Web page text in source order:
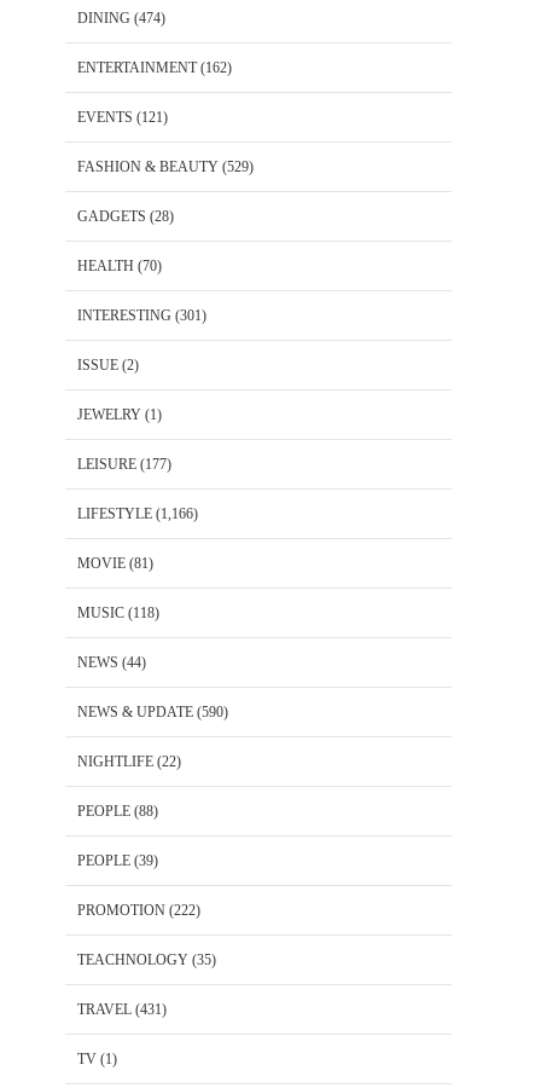
DINING (474)
ENTERTAINMENT(162)
EVENTS (121)
FASHION & BEAUTY (529)
GADGETS (28)
HEALTH (70)
INTERESTING (301)
ISSUE (2)
JEWELRY (1)
LEISURE (177)
LIFESTYLE (1,166)
MOVIE (81)
MUSIC (118)
NEWS (44)
NEWS & UPDATE (590)
NIGHTLIFE (22)
PEOPLE (88)
PEOPLE (39)
PROMOTION (222)
TEACHNOLOGY (35)
TRAVEL (431)
TV (1)